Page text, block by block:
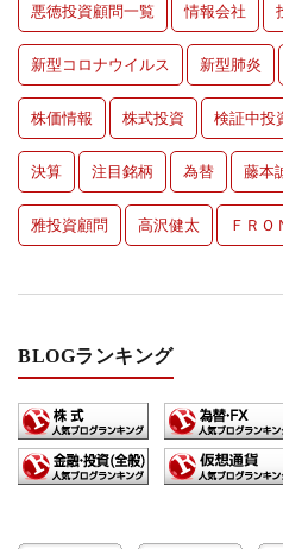
悪徳投資顧問一覧 情報会社
新型コロナウイルス 新型肺炎
株価情報 株式投資 検証中投
決算 注目銘柄 為替 藤本
雅投資顧問 高沢健太 ＦＲＯ
BLOGランキング